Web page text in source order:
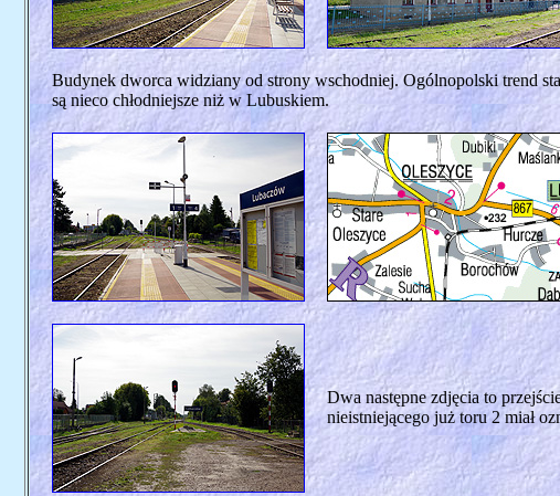
Budynek dworca widziany od strony wschodniej. Ogólnopolski trend
są nieco chłodniejsze niż w Lubuskiem.
Dwa następne zdjęcia to
nieistniejącego już toru 2 miał